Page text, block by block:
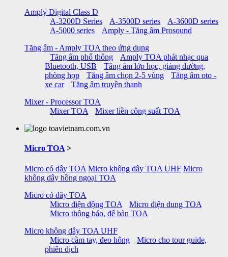
Amply Digital Class D
A-3200D Series
A-3500D series
A-3600D series
A-5000 series
Amply - Tăng âm Prosound
Tăng âm - Amply TOA theo ứng dụng
Tăng âm phổ thông
Amply TOA phát nhạc qua
Bluetooth, USB
Tăng âm lớp học, giảng đường,
phòng họp
Tăng âm chọn 2-5 vùng
Tăng âm oto -
xe car
Tăng âm truyền thanh
Mixer - Processor TOA
Mixer TOA
Mixer liền công suất TOA
Micro TOA >
Micro có dây TOA Micro không dây TOA UHF Micro
không dây hồng ngoại TOA
Micro có dây TOA
Micro điện động TOA
Micro điện dung TOA
Micro thông báo, để bàn TOA
Micro không dây TOA UHF
Micro cầm tay, đeo hông
Micro cho tour guide,
phiên dịch